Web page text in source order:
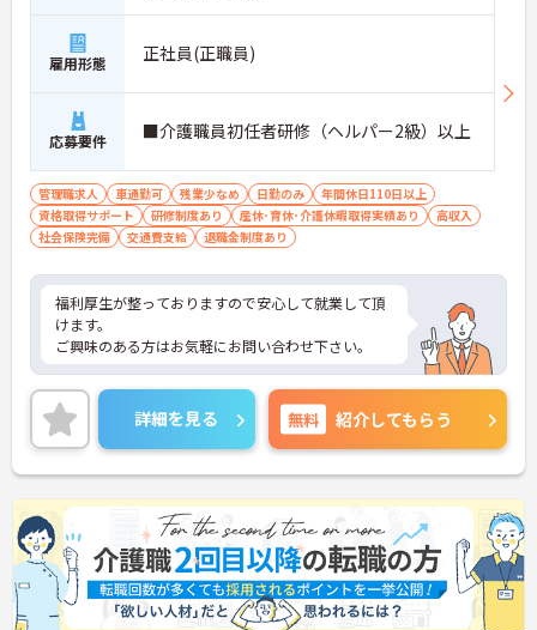
雇用形態 正社員(正職員)
応募要件 ■介護職員初任者研修（ヘルパー2級）以上
管理職求人 車通勤可 残業少なめ 日勤のみ
年間休日110日以上
資格取得サポート
研修制度あり 産休･育休･介護休暇取得実績あり
高収入
社会保険完備
交通費支給 退職金制度あり
福利厚生が整っておりますので安心して就業して頂
けます。
ご興味のある方はお気軽にお問い合わせ下さい。
詳細を見る 無料 紹介してもらう